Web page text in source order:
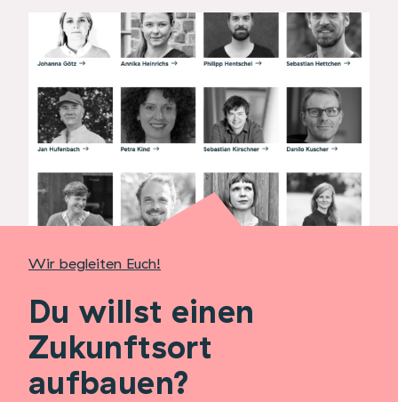
Wir begleiten Euch!
Du willst einen
Zukunftsort
aufbauen?